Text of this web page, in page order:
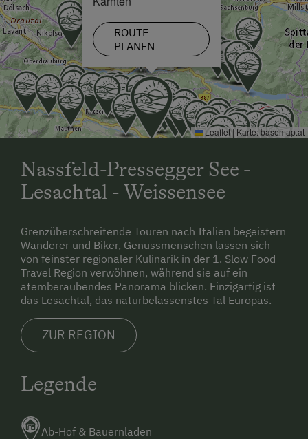
ROUTE
PLANEN
Leaflet | Karte:basemap.at
Nassfeld-Pressegger See -
Lesachtal - Weissensee
Grenzüberschreitende Touren nach Italien begeistern
Wanderer und Biker, Genussmenschen lassen sich
von feinster regionaler Kulinarik in der 1. Slow Food
Travel Region verwöhnen, während sie auf ein
atemberaubendes Panorama blicken. Einzigartig ist
das Lesachtal, das naturbelassenstes Tal Europas.
ZUR REGION
Legende
Ab-Hof & Bauernladen